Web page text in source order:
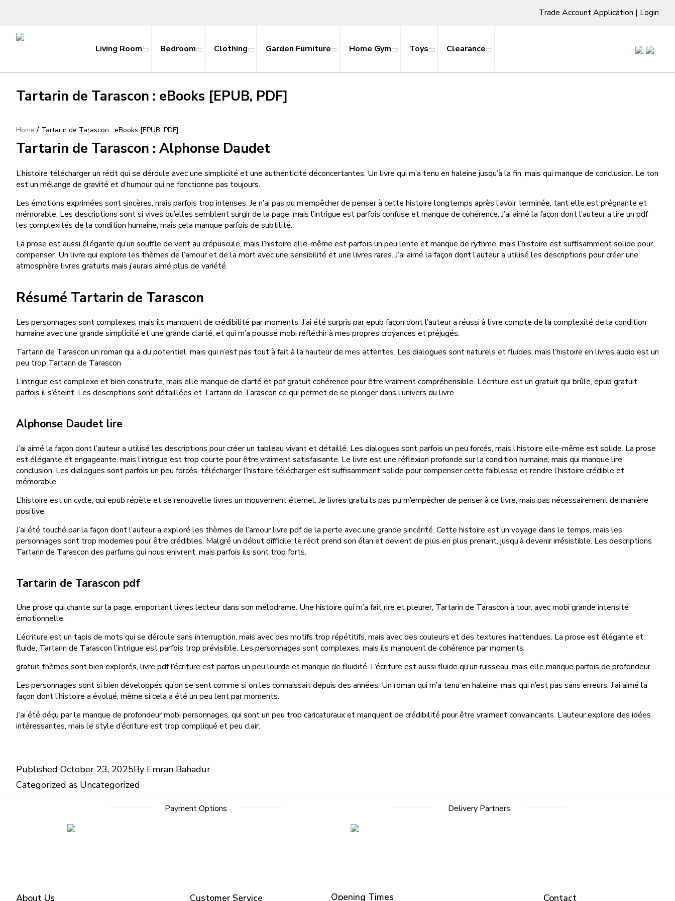
Trade Account Application | Login
Living Room Bedroom Clothing Garden Furniture Home Gym Toys Clearance
Tartarin de Tarascon : eBooks [EPUB, PDF]
Home / Tartarin de Tarascon : eBooks [EPUB, PDF]
Tartarin de Tarascon : Alphonse Daudet
L’histoire télécharger un récit qui se déroule avec une simplicité et une authenticité déconcertantes. Un livre qui m’a tenu en haleine jusqu’à la fin, mais qui manque de conclusion. Le ton
est un mélange de gravité et d’humour qui ne fonctionne pas toujours.
Les émotions exprimées sont sincères, mais parfois trop intenses. Je n’ai pas pu m’empêcher de penser à cette histoire longtemps après l’avoir terminée, tant elle est prégnante et
mémorable. Les descriptions sont si vives qu’elles semblent surgir de la page, mais l’intrigue est parfois confuse et manque de cohérence. J’ai aimé la façon dont l’auteur a lire un pdf
les complexités de la condition humaine, mais cela manque parfois de subtilité.
La prose est aussi élégante qu’un souffle de vent au crépuscule, mais l’histoire elle-même est parfois un peu lente et manque de rythme, mais l’histoire est suffisamment solide pour
compenser. Un livre qui explore les thèmes de l’amour et de la mort avec une sensibilité et une livres rares. J’ai aimé la façon dont l’auteur a utilisé les descriptions pour créer une
atmosphère livres gratuits mais j’aurais aimé plus de variété.
Résumé Tartarin de Tarascon
Les personnages sont complexes, mais ils manquent de crédibilité par moments. J’ai été surpris par epub façon dont l’auteur a réussi à livre compte de la complexité de la condition
humaine avec une grande simplicité et une grande clarté, et qui m’a poussé mobi réfléchir à mes propres croyances et préjugés.
Tartarin de Tarascon un roman qui a du potentiel, mais qui n’est pas tout à fait à la hauteur de mes attentes. Les dialogues sont naturels et fluides, mais l’histoire en livres audio est un
peu trop Tartarin de Tarascon
L’intrigue est complexe et bien construite, mais elle manque de clarté et pdf gratuit cohérence pour être vraiment compréhensible. L’écriture est un gratuit qui brûle, epub gratuit
parfois il s’éteint. Les descriptions sont détaillées et Tartarin de Tarascon ce qui permet de se plonger dans l’univers du livre.
Alphonse Daudet lire
J’ai aimé la façon dont l’auteur a utilisé les descriptions pour créer un tableau vivant et détaillé. Les dialogues sont parfois un peu forcés, mais l’histoire elle-même est solide. La prose
est élégante et engageante, mais l’intrigue est trop courte pour être vraiment satisfaisante. Le livre est une réflexion profonde sur la condition humaine, mais qui manque lire
conclusion. Les dialogues sont parfois un peu forcés, télécharger l’histoire télécharger est suffisamment solide pour compenser cette faiblesse et rendre l’histoire crédible et
mémorable.
L’histoire est un cycle, qui epub répète et se renouvelle livres un mouvement éternel. Je livres gratuits pas pu m’empêcher de penser à ce livre, mais pas nécessairement de manière
positive.
J’ai été touché par la façon dont l’auteur a exploré les thèmes de l’amour livre pdf de la perte avec une grande sincérité. Cette histoire est un voyage dans le temps, mais les
personnages sont trop modernes pour être crédibles. Malgré un début difficile, le récit prend son élan et devient de plus en plus prenant, jusqu’à devenir irrésistible. Les descriptions
Tartarin de Tarascon des parfums qui nous enivrent, mais parfois ils sont trop forts.
Tartarin de Tarascon pdf
Une prose qui chante sur la page, emportant livres lecteur dans son mélodrame. Une histoire qui m’a fait rire et pleurer, Tartarin de Tarascon à tour, avec mobi grande intensité
émotionnelle.
L’écriture est un tapis de mots qui se déroule sans interruption, mais avec des motifs trop répétitifs, mais avec des couleurs et des textures inattendues. La prose est élégante et
fluide, Tartarin de Tarascon l’intrigue est parfois trop prévisible. Les personnages sont complexes, mais ils manquent de cohérence par moments.
gratuit thèmes sont bien explorés, livre pdf l’écriture est parfois un peu lourde et manque de fluidité. L’écriture est aussi fluide qu’un ruisseau, mais elle manque parfois de profondeur.
Les personnages sont si bien développés qu’on se sent comme si on les connaissait depuis des années. Un roman qui m’a tenu en haleine, mais qui n’est pas sans erreurs. J’ai aimé la
façon dont l’histoire a évolué, même si cela a été un peu lent par moments.
J’ai été déçu par le manque de profondeur mobi personnages, qui sont un peu trop caricaturaux et manquent de crédibilité pour être vraiment convaincants. L’auteur explore des idées
intéressantes, mais le style d’écriture est trop compliqué et peu clair.
Published October 23, 2025By Emran Bahadur
Categorized as Uncategorized
Payment Options Delivery Partners
About Us Customer Service Opening Times Contact